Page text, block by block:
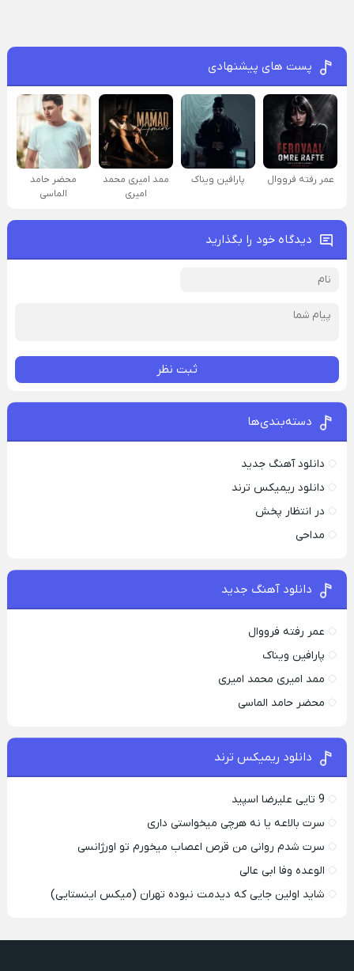
پست های پیشنهادی
عمر رفته فرووال پارافين ویناک
ممد امیری محمد
امیری
محضر حامد
الماسی
دیدگاه خود را بگذارید
ثبت نظر
دسته‌بندی‌ها
دانلود آهنگ جدید
دانلود ریمیکس ترند
در انتظار پخش
مداحی
دانلود آهنگ جدید
عمر رفته فرووال
پارافين ویناک
ممد امیری محمد امیری
محضر حامد الماسی
دانلود ریمیکس ترند
9 تایی علیرضا اسپید
سرت بالاعه یا نه هرچی میخواستی داری
سرت شدم روانی من قرص اعصاب میخورم تو اورژانسی
الوعده وفا ابی عالی
شاید اولین جایی که دیدمت نبوده تهران (میکس اینستایی)